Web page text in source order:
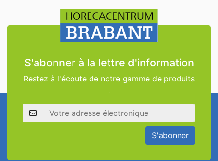
S'abonner à la lettre d'information
Restez à l'écoute de notre gamme de produits
!
Adresse électronique
S'abonner